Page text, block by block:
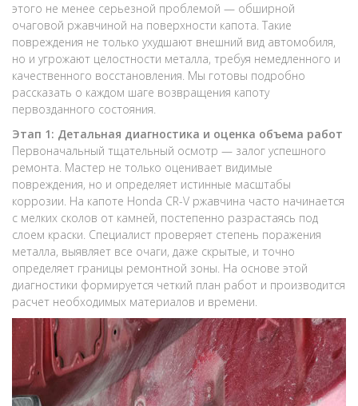
этого не менее серьезной проблемой — обширной
очаговой ржавчиной на поверхности капота. Такие
повреждения не только ухудшают внешний вид автомобиля,
но и угрожают целостности металла, требуя немедленного и
качественного восстановления. Мы готовы подробно
рассказать о каждом шаге возвращения капоту
первозданного состояния.
Этап 1: Детальная диагностика и оценка объема работ
Первоначальный тщательный осмотр — залог успешного
ремонта. Мастер не только оценивает видимые
повреждения, но и определяет истинные масштабы
коррозии. На капоте Honda CR-V ржавчина часто начинается
с мелких сколов от камней, постепенно разрастаясь под
слоем краски. Специалист проверяет степень поражения
металла, выявляет все очаги, даже скрытые, и точно
определяет границы ремонтной зоны. На основе этой
диагностики формируется четкий план работ и производится
расчет необходимых материалов и времени.